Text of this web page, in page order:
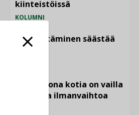
kiinteistöissä
KOLUMNI
Sähköistäminen säästää
euroja
Yli miljoona kotia on vailla
toimivaa ilmanvaihtoa